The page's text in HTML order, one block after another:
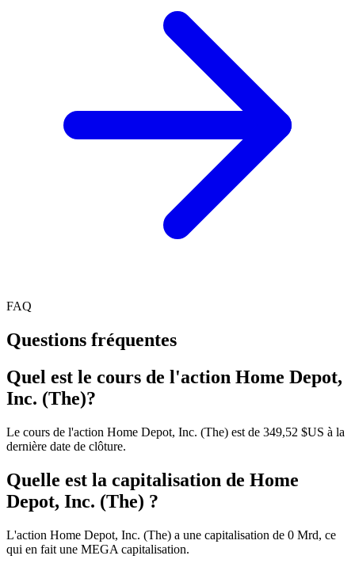
FAQ
Questions fréquentes
Quel est le cours de l'action Home Depot,
Inc. (The)?
Le cours de l'action Home Depot, Inc. (The) est de 349,52 $US à la
dernière date de clôture.
Quelle est la capitalisation de Home
Depot, Inc. (The) ?
L'action Home Depot, Inc. (The) a une capitalisation de 0 Mrd, ce
qui en fait une MEGA capitalisation.